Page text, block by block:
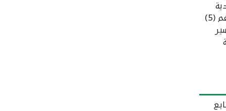
لمركز ثانوية ألاك ومركز المدرسة رقم (5)